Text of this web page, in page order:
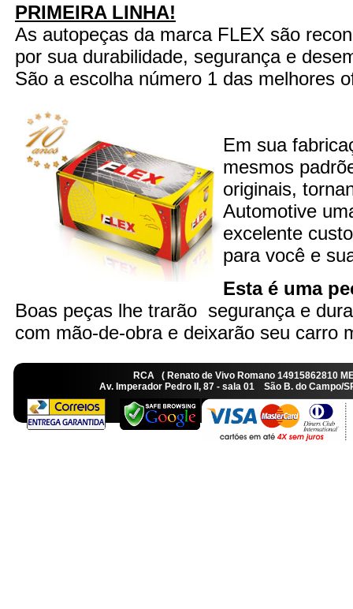
PRIMEIRA LINHA!
As autopeças da marca FLEX são
por sua durabilidade, segurança e
São a escolha número 1 das melhores
Em sua
mesmos
originais,
Automotive
excelente
para você e
Esta é uma
Boas peças lhe trarão segurança e
com mão-de-obra e deixarão seu carro
RCA ( Renato de Vivo Romano
Av. Imperador Pedro II, 87 - sala 01 São B. do